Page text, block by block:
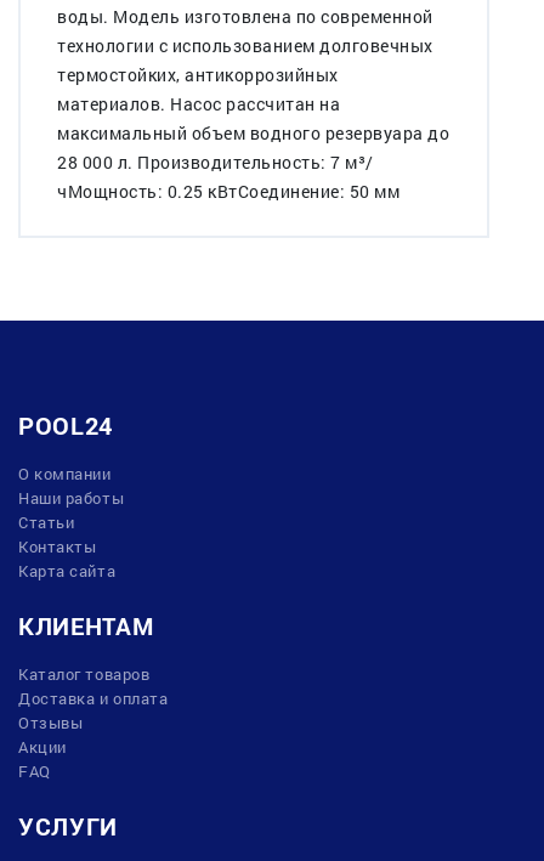
воды. Модель изготовлена по современной
технологии с использованием долговечных
термостойких, антикоррозийных
материалов. Насос рассчитан на
максимальный объем водного резервуара до
28 000 л. Производительность: 7 м³/
чМощность: 0.25 кВтСоединение: 50 мм
POOL24
О компании
Наши работы
Статьи
Контакты
Карта сайта
КЛИЕНТАМ
Каталог товаров
Доставка и оплата
Отзывы
Акции
FAQ
УСЛУГИ